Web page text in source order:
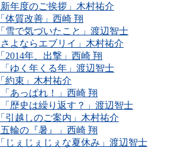
年度のご挨拶」木村祐介
体質改善」西崎 翔
雪で気づいたこと」渡辺智士
よならエブリイ」木村祐介
2014年、出撃」西崎 翔
「ゆく年くる年」渡辺智士
約束」木村祐介
あっぱれ！」西崎 翔
「歴史は繰り返す？」渡辺智士
引越しのご案内」木村祐介
輪の『暑』」西崎 翔
じぇじぇじぇな夏休み」渡辺智士